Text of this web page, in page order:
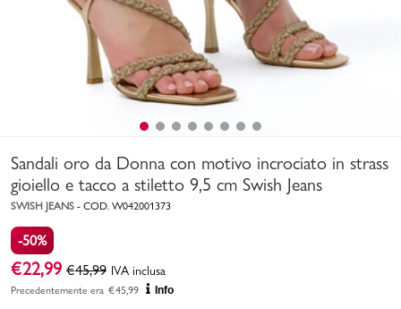
Bambino
Sport Valigie
Sandali oro da Donna con motivo incrociato in strass
gioiello e tacco a stiletto 9,5 cm Swish Jeans
SWISH JEANS - COD. W042001373
-50%
€22,99 €45,99 IVA inclusa
Precedentemente era €45,99 Info